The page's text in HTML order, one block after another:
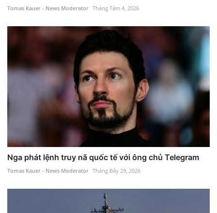
Tomas Kauer - News Moderator Tháng Tám 4, 2026
Nga phát lệnh truy nã quốc tế với ông chủ Telegram
Tomas Kauer - News Moderator Tháng Bảy 29, 2026